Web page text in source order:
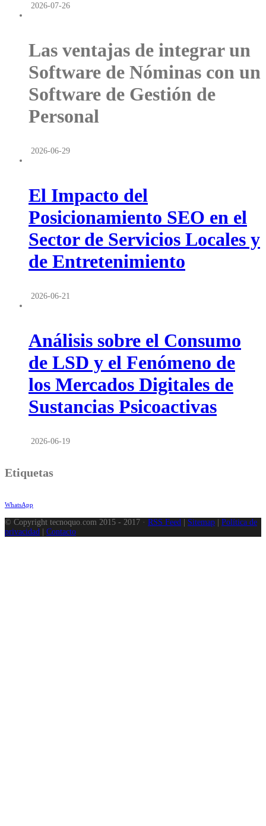
2026-07-26
Las ventajas de integrar un
Software de Nóminas con un
Software de Gestión de
Personal
2026-06-29
El Impacto del
Posicionamiento SEO en el
Sector de Servicios Locales y
de Entretenimiento
2026-06-21
Análisis sobre el Consumo
de LSD y el Fenómeno de
los Mercados Digitales de
Sustancias Psicoactivas
2026-06-19
Etiquetas
WhatsApp
© Copyright tecnoquo.com 2015 - 2017 · RSS Feed | Sitemap | Política de
privacidad | Contacto